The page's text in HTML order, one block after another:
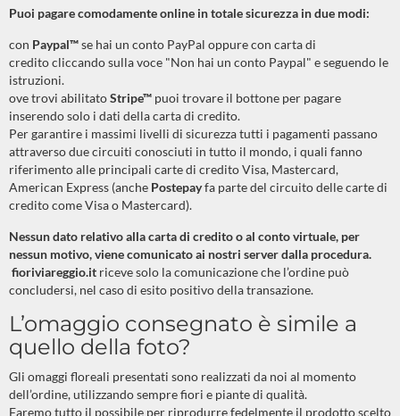
Puoi pagare comodamente online in totale sicurezza in due modi:
con Paypal™se hai un conto PayPal oppure con carta di
credito cliccando sulla voce "Non hai un conto Paypal" e seguendo le
istruzioni.
ove trovi abilitatoStripe™ puoi trovare il bottone per pagare
inserendo solo i dati della carta di credito.
Per garantire i massimi livelli di sicurezza tutti i pagamenti passano
attraverso due circuiti conosciuti in tutto il mondo, i quali fanno
riferimento alle principali carte di credito Visa, Mastercard,
American Express (anche Postepayfa parte del circuito delle carte di
credito come Visa o Mastercard).
Nessun dato relativo alla carta di credito o al conto virtuale, per
nessun motivo, viene comunicato ai nostri server dalla procedura.
fioriviareggio.it riceve solo la comunicazione che l’ordine può
concludersi, nel caso di esito positivo della transazione.
L’omaggio consegnato è simile a
quello della foto?
Gli omaggi floreali presentati sono realizzati da noi al momento
dell’ordine, utilizzando sempre fiori e piante di qualità.
Faremo tutto il possibile per riprodurre fedelmente il prodotto scelto